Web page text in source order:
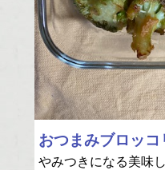
おつまみブロッコ
やみつきになる美味